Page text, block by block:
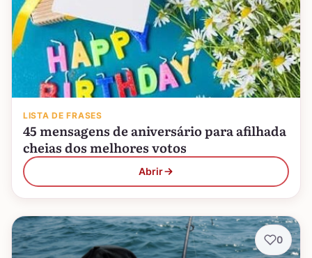
LISTA DE FRASES
45 mensagens de aniversário para afilhada
cheias dos melhores votos
Abrir
0